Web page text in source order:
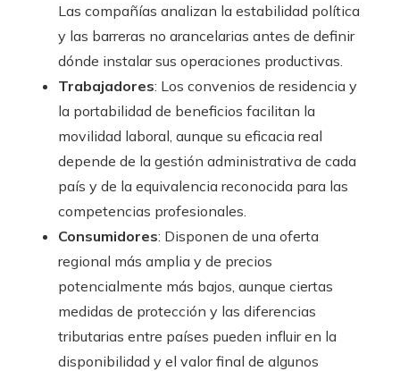
Las compañías analizan la estabilidad política
y las barreras no arancelarias antes de definir
dónde instalar sus operaciones productivas.
Trabajadores: Los convenios de residencia y
la portabilidad de beneficios facilitan la
movilidad laboral, aunque su eficacia real
depende de la gestión administrativa de cada
país y de la equivalencia reconocida para las
competencias profesionales.
Consumidores: Disponen de una oferta
regional más amplia y de precios
potencialmente más bajos, aunque ciertas
medidas de protección y las diferencias
tributarias entre países pueden influir en la
disponibilidad y el valor final de algunos